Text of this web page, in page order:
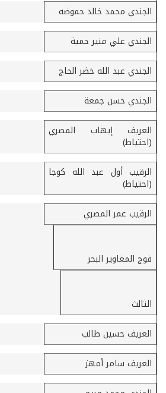
الجندي محمد خالد حموضه
الجندي علي منير حمية
الجندي عبد الله خضر الحاج
الجندي حسن جمعة
العريف إيهاب المصري
(احتياط)
الرقيب أول عبد الله كوجا
(احتياط)
الرقيب عمر المصري
فوج المغاوير البحر
الثالث
العريف حسين طالب
العريف سامر أمهز